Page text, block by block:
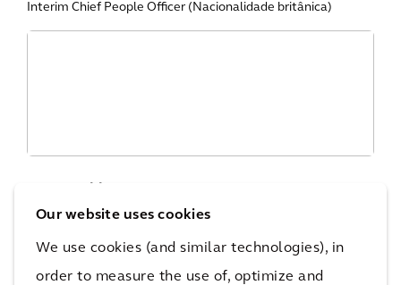
Our website uses cookies
We use cookies (and similar technologies), in
order to measure the use of, optimize and
Interim Chief People Officer (Nacionalidade britânica)
Chief Delivery Officer (Nacionalidade holandesa)